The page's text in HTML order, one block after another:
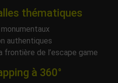
thématiques
authentiques
frontière de l’escape game
à 360°